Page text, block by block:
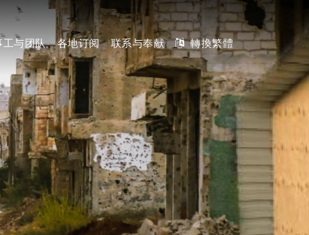
工与团队 各地订阅 联系与奉献 轉換繁體